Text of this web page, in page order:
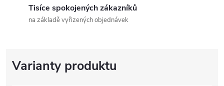
Tisíce spokojených zákazníků
na základě vyřizených objednávek